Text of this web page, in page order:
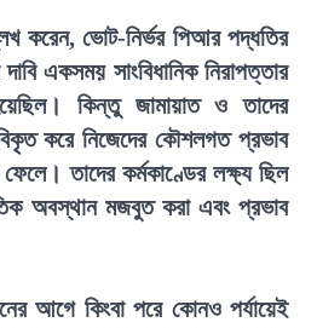
করেন, ভোট-নির্ভর পিআর পদ্ধতির
একসময় সাংবিধানিক নিরাপত্তার
কিন্তু জামায়াত ও তাদের
করে নিজেদের কৌশলগত প্রভাব
ফেলে। তাদের কর্মকাণ্ডের লক্ষ্য ছিল
অবস্থান মজবুত করা এবং প্রভাব
আগে কিংবা পরে কোনও পর্যায়েই